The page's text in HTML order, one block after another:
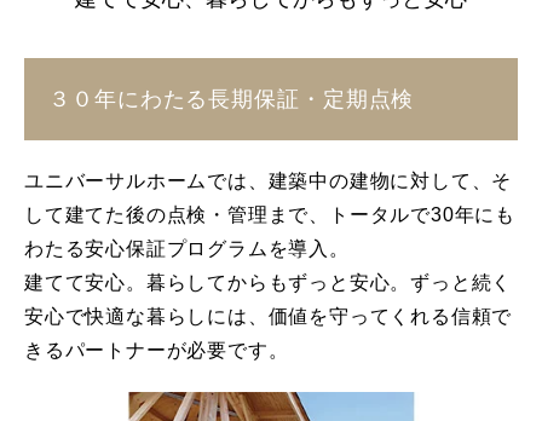
３０年にわたる長期保証・定期点検
ユニバーサルホームでは、建築中の建物に対して、そ
して建てた後の点検・管理まで、トータルで30年にも
わたる安心保証プログラムを導入。
建てて安心。暮らしてからもずっと安心。ずっと続く
安心で快適な暮らしには、価値を守ってくれる信頼で
きるパートナーが必要です。